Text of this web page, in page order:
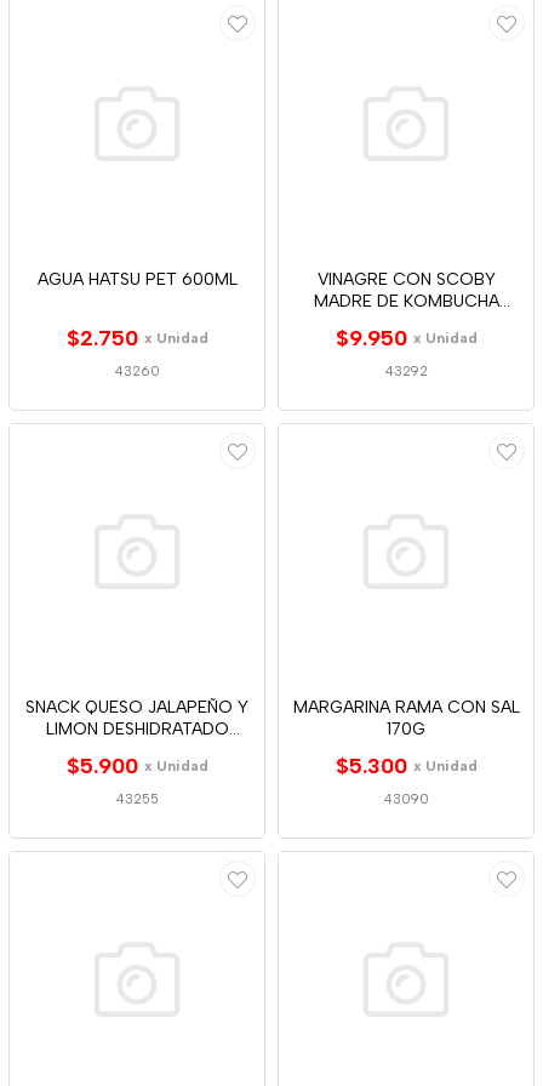
AGUA HATSU PET 600ML
$2.750 x Unidad
43260
VINAGRE CON SCOBY
MADRE DE KOMBUCHA
$9.950 x Unidad
43292
SNACK QUESO JALAPEÑO Y
LIMON DESHIDRATADO
$5.900 x Unidad
43255
MARGARINA RAMA CON SAL
170G
$5.300 x Unidad
43090